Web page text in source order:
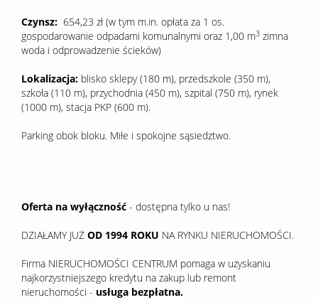
Czynsz: 654,23 zł (w tym m.in. opłata za 1 os.
gospodarowanie odpadami komunalnymi oraz 1,00 m3 zimna
woda i odprowadzenie ścieków)
Lokalizacja: blisko sklepy (180 m), przedszkole (350 m),
szkoła (110 m), przychodnia (450 m), szpital (750 m), rynek
(1000 m), stacja PKP (600 m).
Parking obok bloku. Miłe i spokojne sąsiedztwo.
Oferta na wyłączność - dostępna tylko u nas!
DZIAŁAMY JUŻ OD 1994 ROKU NA RYNKU NIERUCHOMOŚCI.
Firma NIERUCHOMOŚCI CENTRUM pomaga w uzyskaniu
najkorzystniejszego kredytu na zakup lub remont
nieruchomości - usługa bezpłatna.